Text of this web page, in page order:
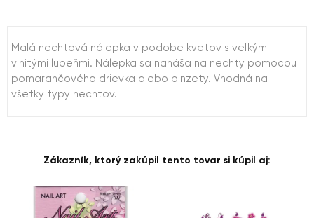
Malá nechtová nálepka v podobe kvetov s veľkými
vlnitými lupeňmi. Nálepka sa nanáša na nechty pomocou
pomarančového drievka alebo pinzety. Vhodná na
všetky typy nechtov.
Zákazník, ktorý zakúpil tento tovar si kúpil aj: